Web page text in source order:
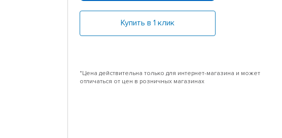
Купить в 1 клик
*Цена действительна только для интернет-магазина и может
отличаться от цен в розничных магазинах